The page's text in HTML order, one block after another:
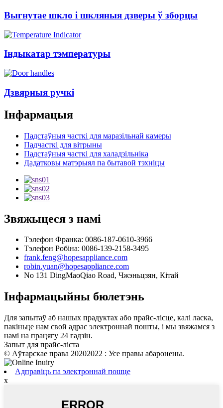
Выгнутае шкло і шкляныя дзверы ў зборцы
Індыкатар тэмпературы
Дзвярныя ручкі
Інфармацыя
Падстаўныя часткі для маразільнай камеры
Падчасткі для вітрыны
Падстаўныя часткі для халадзільніка
Дадатковы матэрыял па бытавой тэхніцы
Звяжыцеся з намі
Тэлефон Франка: 0086-187-0610-3966
Тэлефон Робіна: 0086-139-2158-3495
frank.feng@hopesappliance.com
robin.yuan@hopesappliance.com
No 131 DingMaoQiao Road, Чжэньцзян, Кітай
Інфармацыйны бюлетэнь
Для запытаў аб нашых прадуктах або прайс-лісце, калі ласка,
пакіньце нам свой адрас электроннай пошты, і мы звяжамся з
намі на працягу 24 гадзін.
Запыт для прайс-ліста
© Аўтарскае права 20202022 : Усе правы абаронены.
Адправіць па электроннай пошце
x